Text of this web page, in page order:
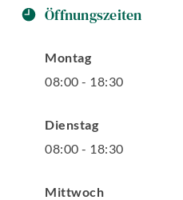
Öffnungszeiten
Montag
08:00 - 18:30
Dienstag
08:00 - 18:30
Mittwoch